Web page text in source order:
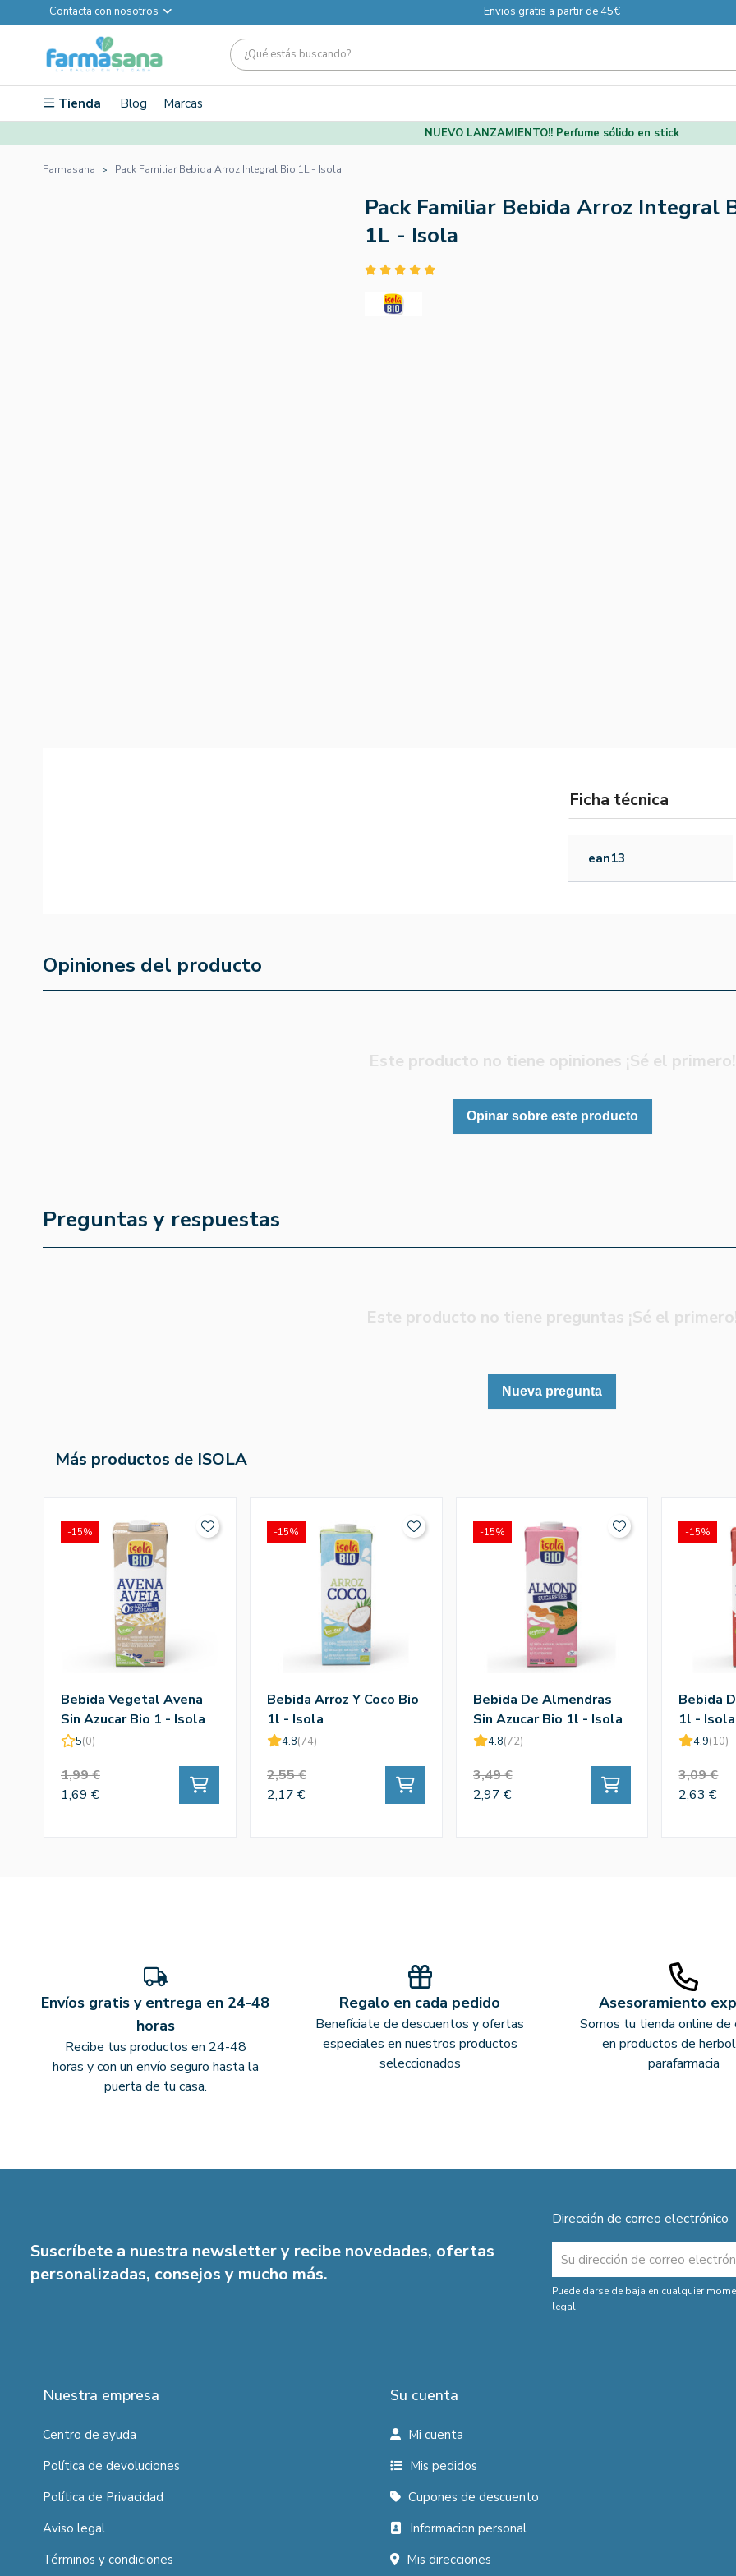
Contacta con nosotros Envios gratis a partir de 45€
Tienda Blog Marcas
NUEVO LANZAMIENTO!! Perfume sólido en stick
Farmasana Pack Familiar Bebida Arroz Integral Bio 1L - Isola
Pack Familiar Bebida Arroz Integral
1L - Isola
Ficha técnica
ean13
Opiniones del producto
Este producto no tiene opiniones ¡Sé el primero!
Opinar sobre este producto
Preguntas y respuestas
Este producto no tiene preguntas ¡Sé el
Nueva pregunta
Más productos de ISOLA
Bebida Vegetal Avena
Sin Azucar Bio 1 - Isola
5(0)
1,99 €
1,69 €
-15%
Bebida Arroz Y Coco Bio
1l - Isola
4.8(74)
2,55 €
2,17 €
-15%
Bebida De Almendras
Sin Azucar Bio 1l - Isola
4.8(72)
3,49 €
2,97 €
-15%
Bebida
1l - Isola
4.9(10)
3,09 €
2,63 €
-15%
Envíos gratis y entrega en 24-48
horas
Recibe tus productos en 24-48
horas y con un envío seguro hasta la
puerta de tu casa.
Regalo en cada pedido
Benefíciate de descuentos y ofertas
especiales en nuestros productos
seleccionados
Asesoramiento
Somos tu tienda online de
en productos de
parafarmacia
Suscríbete a nuestra newsletter y recibe novedades, ofertas
personalizadas, consejos y mucho más.
Dirección de correo electrónico
Puede darse de baja en cualquier
legal.
Nuestra empresa
Centro de ayuda
Política de devoluciones
Política de Privacidad
Aviso legal
Términos y condiciones
Su cuenta
Mi cuenta
Mis pedidos
Cupones de descuento
Informacion personal
Mis direcciones